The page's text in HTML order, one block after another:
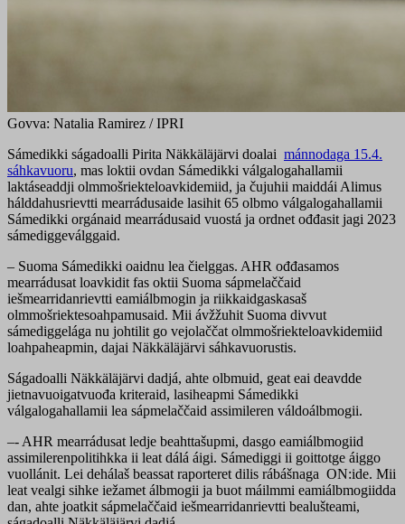
Govva: Natalia Ramirez / IPRI
Sámedikki ságadoalli Pirita Näkkäläjärvi doalai mánnodaga 15.4.
sáhkavuoru, mas loktii ovdan Sámedikki válgalogahallamii
laktáseaddji olmmošriekteloavkidemiid, ja čujuhii maiddái Alimus
hálddahusrievtti mearrádusaide lasihit 65 olbmo válgalogahallamii
Sámedikki orgánaid mearrádusaid vuostá ja ordnet ođđasit jagi 2023
sámediggeválggaid.
– Suoma Sámedikki oaidnu lea čielggas. AHR ođđasamos
mearrádusat loavkidit fas oktii Suoma sápmelaččaid
iešmearridanrievtti eamiálbmogin ja riikkaidgaskasaš
olmmošriektesoahpamusaid. Mii ávžžuhit Suoma divvut
sámediggelága nu johtilit go vejolaččat olmmošriekteloavkidemiid
loahpaheapmin, dajai Näkkäläjärvi sáhkavuorustis.
Ságadoalli Näkkäläjärvi dadjá, ahte olbmuid, geat eai deavdde
jietnavuoigatvuođa kriteraid, lasiheapmi Sámedikki
válgalogahallamii lea sápmelaččaid assimileren váldoálbmogii.
–- AHR mearrádusat ledje beahttašupmi, dasgo eamiálbmogiid
assimilerenpolitihkka ii leat dálá áigi. Sámediggi ii goittotge áiggo
vuollánit. Lei dehálaš beassat raporteret dilis rábášnaga ON:ide. Mii
leat vealgi sihke iežamet álbmogii ja buot máilmmi eamiálbmogiidda
dan, ahte joatkit sápmelaččaid iešmearridanrievtti bealušteami,